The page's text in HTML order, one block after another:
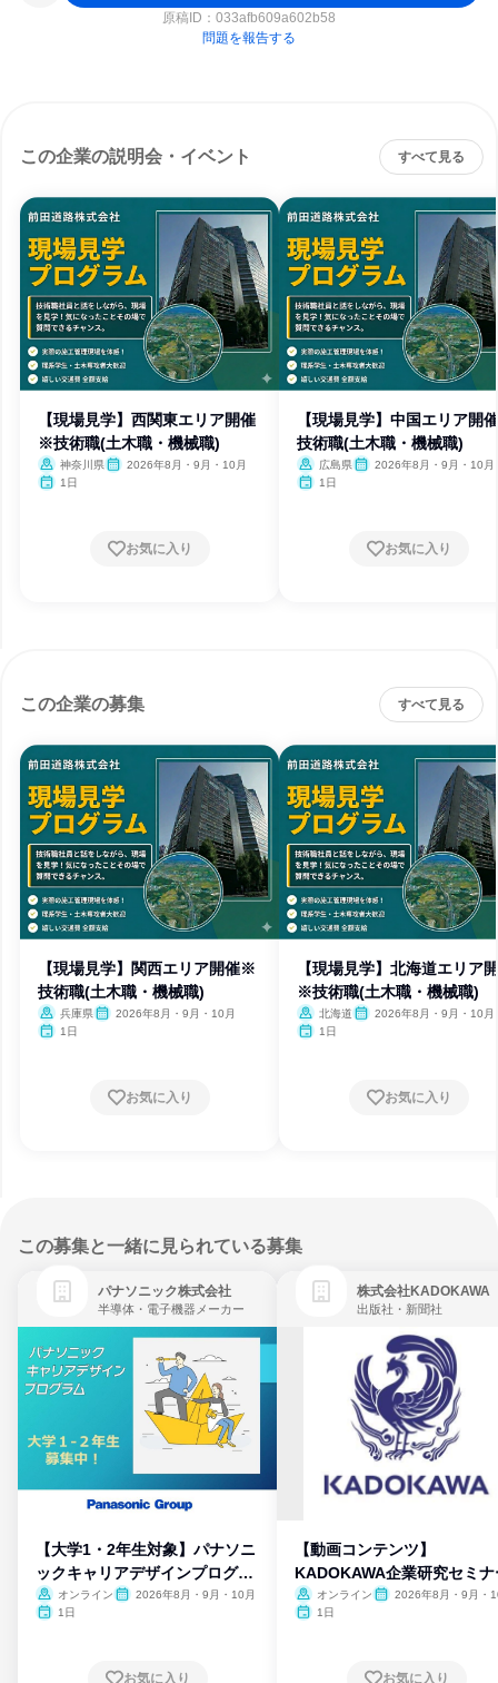
原稿ID： 033afb609a602b58
問題を報告する
この企業の説明会・イベント すべて見る
【現場見学】西関東エリア開催
※技術職(土木職・機械職)
神奈川県
2026年8月・9月・10月
1日
お気に入り
【現場見学】中国エリア開
技術職(土木職・機械職)
広島県
2026年8月・9月・10月
1日
お気に入り
この企業の募集 すべて見る
【現場見学】関西エリア開催※
技術職(土木職・機械職)
兵庫県
2026年8月・9月・10月
1日
お気に入り
【現場見学】北海道エリア
※技術職(土木職・機械職)
北海道
2026年8月・9月・10月
1日
お気に入り
この募集と一緒に見られている募集
パナソニック株式会社
半導体・電子機器メーカー
【大学1・2年生対象】パナソニ
ックキャリアデザインプログラ
ム
オンライン
2026年8月・9月・10月
1日
お気に入り
株式会社KADOKAWA
出版社・新聞社
【動画コンテンツ】
KADOKAWA企業研究セミナ
オンライン
2026年8月・9月・
1日
お気に入り